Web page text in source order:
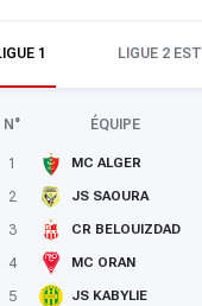
1 LIGUE 2 EST
N° ÉQUIPE
1 MC ALGER
2
JS SAOURA
3
CR BELOUIZDAD
4
MC ORAN
5
JS KABYLIE